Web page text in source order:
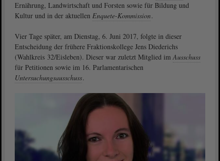
Ernährung, Landwirtschaft und Forsten sowie für Bildung und
Kultur und in der aktuellen Enquete-Kommission.
Vier Tage später, am Dienstag, 6. Juni 2017, folgte in dieser
Entscheidung der frühere Fraktionskollege Jens Diederichs
(Wahlkreis 32/Eisleben). Dieser war zuletzt Mitglied imAusschuss
für Petitionen sowie im 16. Parlamentarischen
Untersuchungsausschuss.